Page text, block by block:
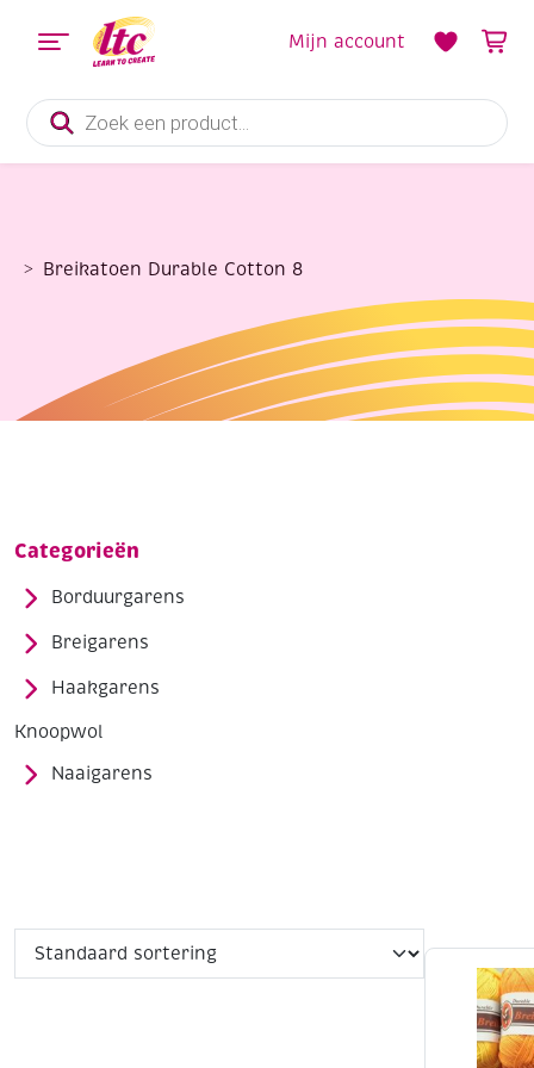
Producten
zoeken
Mijn account
Breikatoen Durable Cotton 8
Categorieën
Borduurgarens
Breigarens
Haakgarens
Knoopwol
Naaigarens